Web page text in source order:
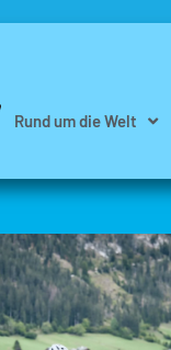
Rund um die Welt